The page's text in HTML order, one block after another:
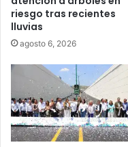
riesgo tras recientes
lluvias
agosto 6, 2026